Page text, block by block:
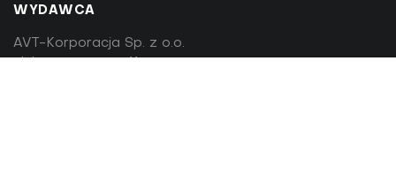
WYDAWCA
AVT-Korporacja Sp. z o.o.